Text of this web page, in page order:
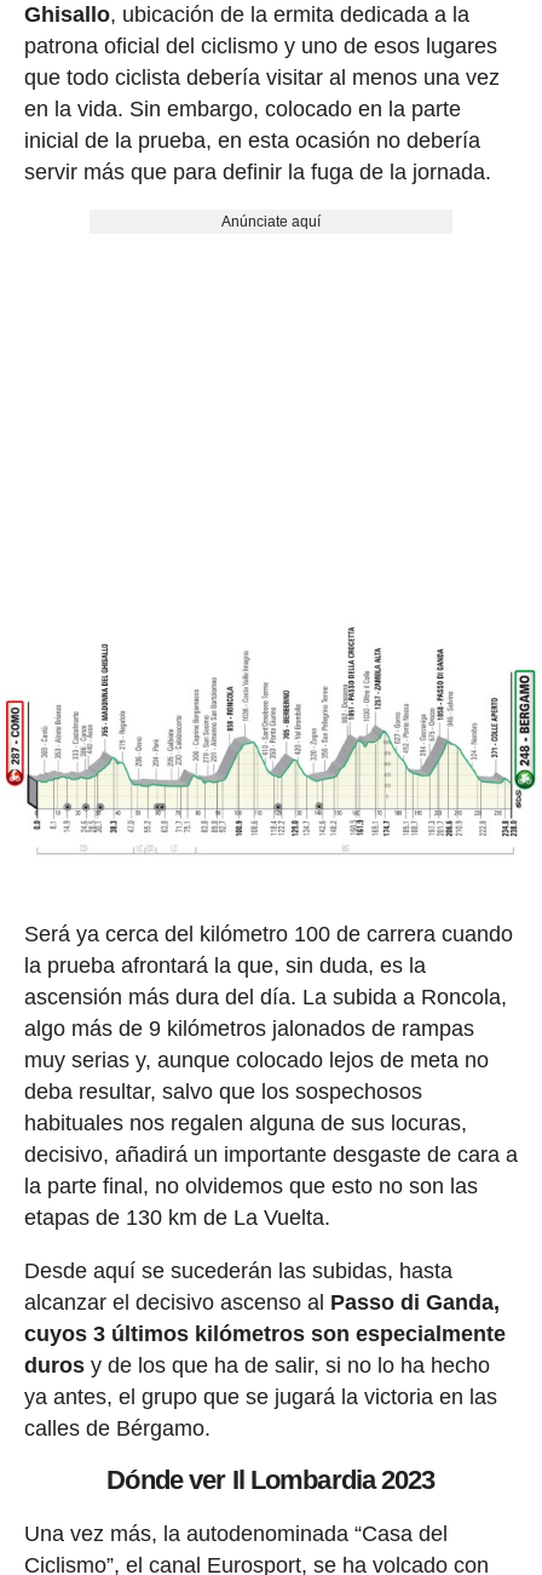
Ghisallo, ubicación de la ermita dedicada a la
patrona oficial del ciclismo y uno de esos lugares
que todo ciclista debería visitar al menos una vez
en la vida. Sin embargo, colocado en la parte
inicial de la prueba, en esta ocasión no debería
servir más que para definir la fuga de la jornada.
Anúnciate aquí
Será ya cerca del kilómetro 100 de carrera cuando
la prueba afrontará la que, sin duda, es la
ascensión más dura del día. La subida a Roncola,
algo más de 9 kilómetros jalonados de rampas
muy serias y, aunque colocado lejos de meta no
deba resultar, salvo que los sospechosos
habituales nos regalen alguna de sus locuras,
decisivo, añadirá un importante desgaste de cara a
la parte final, no olvidemos que esto no son las
etapas de 130 km de La Vuelta.
Desde aquí se sucederán las subidas, hasta
alcanzar el decisivo ascenso al Passo di Ganda,
cuyos 3 últimos kilómetros son especialmente
durosy de los que ha de salir, si no lo ha hecho
ya antes, el grupo que se jugará la victoria en las
calles de Bérgamo.
Dónde ver Il Lombardia 2023
Una vez más, la autodenominada “Casa del
Ciclismo”, el canal Eurosport, se ha volcado con